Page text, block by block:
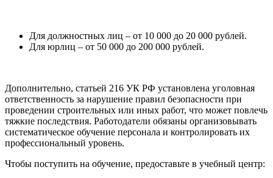
Для должностных лиц – от 10 000 до 20 000 рублей.
Для юрлиц – от 50 000 до 200 000 рублей.
Дополнительно, статьей 216 УК РФ установлена уголовная
ответственность за нарушение правил безопасности при
проведении строительных или иных работ, что может повлечь
тяжкие последствия. Работодатели обязаны организовывать
систематическое обучение персонала и контролировать их
профессиональный уровень.
Чтобы поступить на обучение, предоставьте в учебный центр: